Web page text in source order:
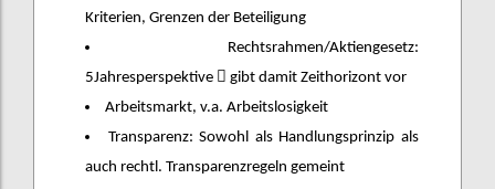
Kriterien, Grenzen der Beteiligung
Rechtsrahmen/Aktiengesetz:
5Jahresperspektive  gibt damit Zeithorizont vor
Arbeitsmarkt, v.a. Arbeitslosigkeit
Transparenz: Sowohl als Handlungsprinzip als
auch rechtl. Transparenzregeln gemeint